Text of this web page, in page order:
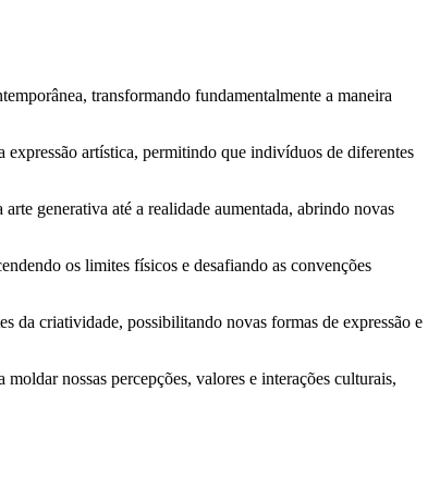
transformando fundamentalmente a maneira
expressão artística, permitindo que indivíduos de diferentes
generativa até a realidade aumentada, abrindo novas
os limites físicos e desafiando as convenções
da criatividade, possibilitando novas formas de expressão e
nossas percepções, valores e interações culturais,